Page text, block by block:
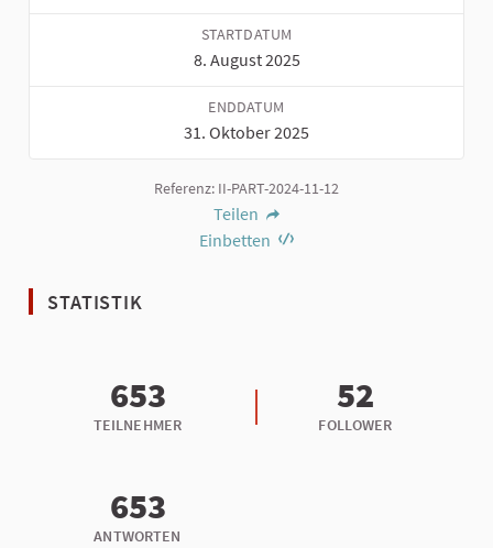
STARTDATUM
8. August 2025
ENDDATUM
31. Oktober 2025
Referenz: II-PART-2024-11-12
Teilen
Einbetten
STATISTIK
653
TEILNEHMER
52
FOLLOWER
653
ANTWORTEN